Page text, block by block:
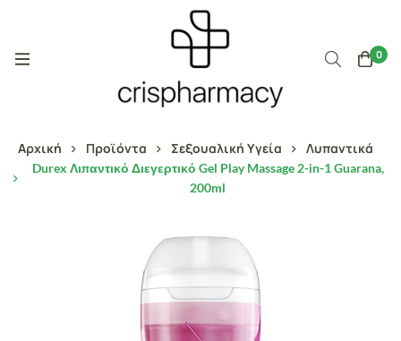
0
Αρχική Προϊόντα Σεξουαλική Υγεία Λυπαντικά
Durex Λιπαντικό Διεγερτικό Gel Play Massage 2-in-1 Guarana,
200ml